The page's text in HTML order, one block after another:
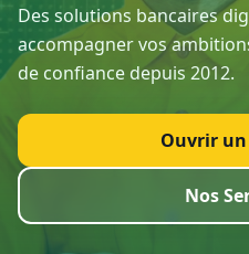
Des solutions bancaires
accompagner vos
de confiance depuis 2012.
Ouvrir
Nos